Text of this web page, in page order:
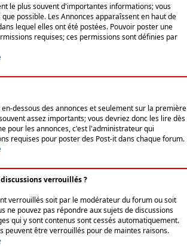
le plus souvent d'importantes informations; vous
possible. Les Annonces apparaîssent en haut de
lequel elles ont été postées. Pouvoir poster une
requises; ces permissions sont définies par
dessous des annonces et seulement sur la première
assez importants; vous devriez donc les lire dès
pour les annonces, c'est l'administrateur qui
requises pour poster des Post-it dans chaque forum.
verrouillés ?
verrouillés soit par le modérateur du forum ou soit
ne pouvez pas répondre aux sujets de discussions
qui y sont contenus sont cessés automatiquement.
peuvent être verrouillés pour de maintes raisons.